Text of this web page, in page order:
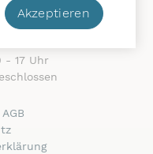
innsbruck .at
- 17 Uhr
Akzeptieren